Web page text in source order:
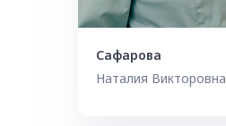
Сафарова
Наталия Викторовна